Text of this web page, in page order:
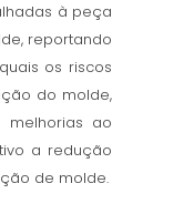
à peça
reportando
os riscos
do molde,
melhorias ao
a redução
de molde.